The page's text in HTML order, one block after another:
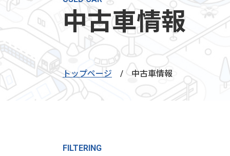
中古車情報
トップページ / 中古車情報
FILTERING